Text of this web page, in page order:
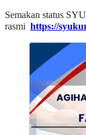
Semakan status
rasmi https://